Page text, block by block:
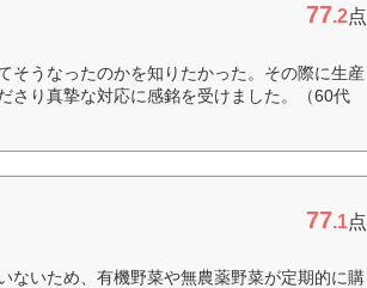
77.2点
そうなったのかを知りたかった。その際に生産
さり真摯な対応に感銘を受けました。（60代
77.1点
ないため、有機野菜や無農薬野菜が定期的に購